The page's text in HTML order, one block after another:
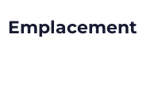
Emplacement